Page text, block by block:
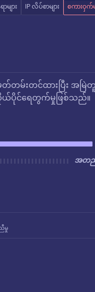
ျား IP လိပ်စာများ စကားဝှက်မ
တမ်းတင်ထားပြီး အမြဲ
ပိုင်ရေတွက်မှုဖြစ်သည်။
အတည်
မှု